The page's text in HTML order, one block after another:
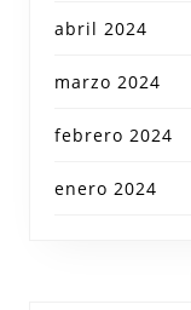
abril 2024
marzo 2024
febrero 2024
enero 2024